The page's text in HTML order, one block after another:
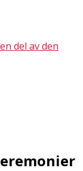
del av den